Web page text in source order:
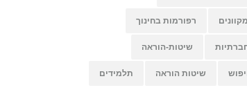
רפורמות בחינוך
שיטות-הוראה
שיטות הוראה תלמידים